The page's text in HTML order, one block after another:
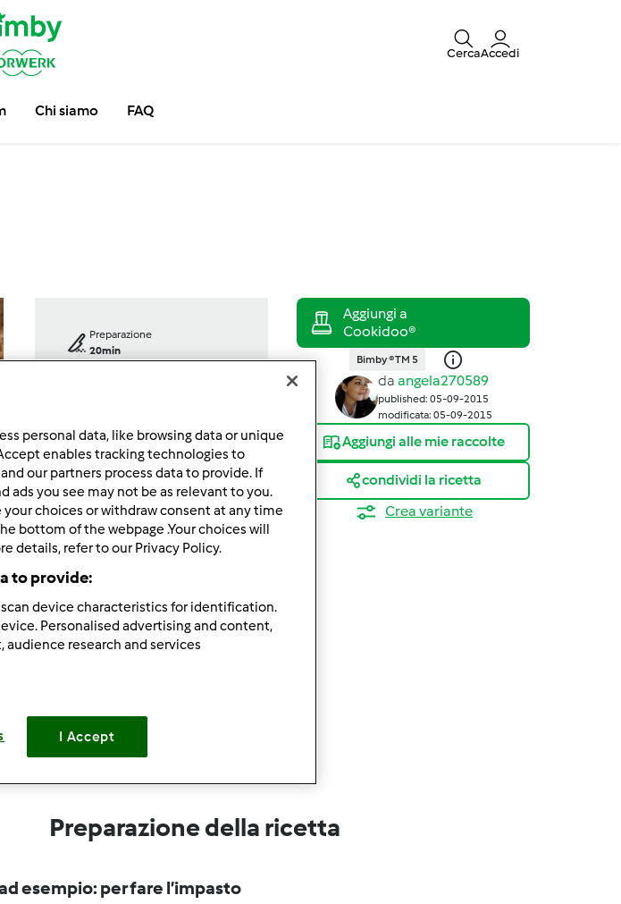
CercaAccedi
Chi siamo FAQ
Preparazione
20min
20min
porzione/porzioni
4porzione/porzioni
Difficoltà
facile
Bimby ® TM 5
da angela270589
published: 05-09-2015
modificata: 05-09-2015
Aggiungi alle mie raccolte
condividi la ricetta
Crea variante
Preparazione della ricetta
esempio: per fare l’impasto
personal data, like browsing data or unique
enables tracking technologies to
our partners process data to provide. If
ads you see may not be as relevant to you.
choices or withdraw consent at any time
bottom of the webpage .Your choices will
details, refer to our Privacy Policy.
to provide:
device characteristics for identification.
Personalised advertising and content,
research and services
I Accept